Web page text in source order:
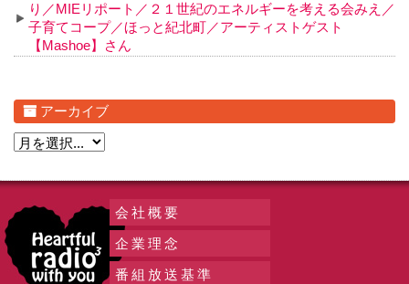
り／MIEリポート／２１世紀のエネルギーを考える会みえ／
子育てコープ／ほっと紀北町／アーティストゲスト
【Mashoe】さん
アーカイブ
会社概要
企業理念
番組放送基準